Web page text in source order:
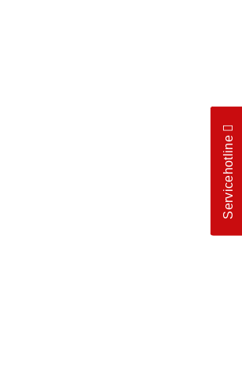
Servicehotline